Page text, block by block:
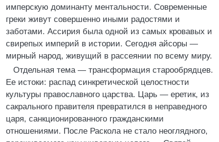
имперскую доминанту ментальности. Современные
греки живут совершенно иными радостями и
заботами. Ассирия была одной из самых кровавых и
свирепых империй в истории. Сегодня айсоры —
мирный народ, живущий в рассеянии по всему миру.
Отдельная тема — трансформация старообрядцев.
Ее истоки: распад синкретической целостности
культуры православного царства. Царь — еретик, из
сакрального правителя превратился в неправедного
царя, санкционированного гражданскими
отношениями. После Раскола не стало неоглядного,